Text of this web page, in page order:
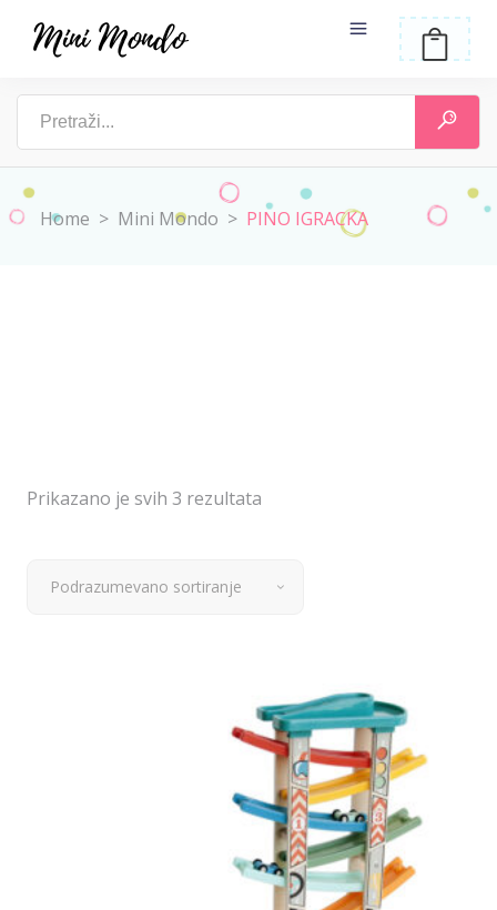
Home > Mini Mondo > PINO IGRACKA
Prikazano je svih 3 rezultata
Podrazumevano sortiranje
Dodaj u korpu